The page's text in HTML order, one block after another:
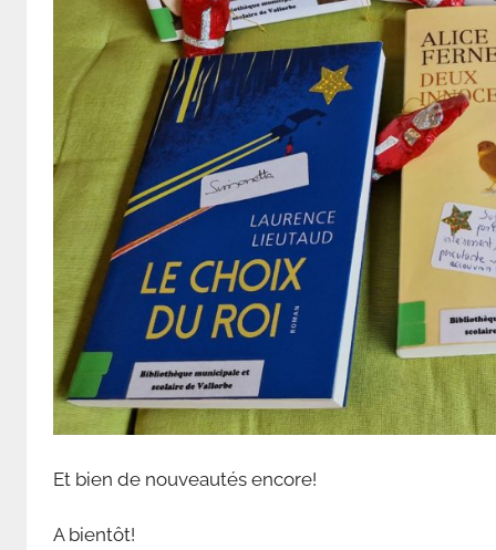
V
a
o
r
b
e
Et bien de nouveautés encore!
A bientôt!